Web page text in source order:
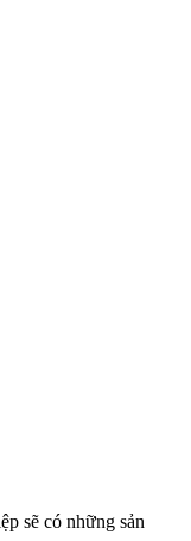
sẽ có những sản